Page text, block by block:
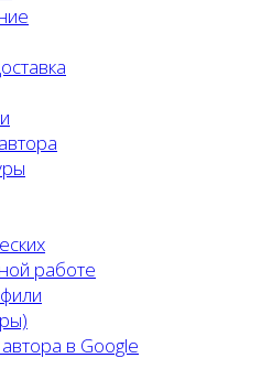
работе
в Google